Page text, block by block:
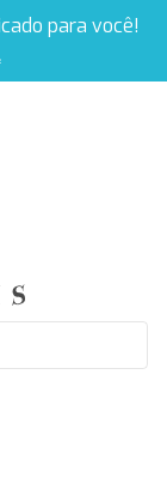
para você!